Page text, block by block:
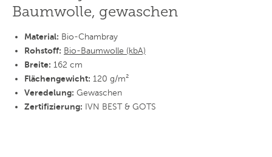
Baumwolle, gewaschen
Material: Bio-Chambray
Rohstoff: Bio-Baumwolle (kbA)
Breite: 162 cm
Flächengewicht: 120 g/m²
Veredelung: Gewaschen
Zertifizierung: IVN BEST & GOTS